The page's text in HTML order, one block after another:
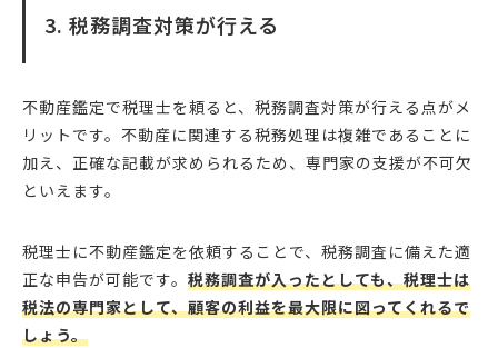
3. 税務調査対策が行える
不動産鑑定で税理士を頼ると、税務調査対策が行える点がメ
リットです。不動産に関連する税務処理は複雑であることに
加え、正確な記載が求められるため、専門家の支援が不可欠
といえます。
税理士に不動産鑑定を依頼することで、税務調査に備えた適
正な申告が可能です。 税務調査が入ったとしても、税理士は
税法の専門家として、顧客の利益を最大限に図ってくれるで
しょう。